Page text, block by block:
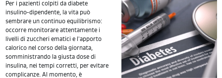
Per i pazienti colpiti da diabete
insulino-dipendente, la vita può
sembrare un continuo equilibrismo:
occorre monitorare attentamente i
livelli di zuccheri ematici e l'apporto
calorico nel corso della giornata,
somministrando la giusta dose di
insulina, nei tempi corretti, per evitare
complicanze. Al momento, è